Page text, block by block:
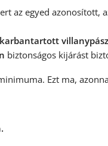
az egyed azonosított,
biztonságos kijárást
Ezt ma,